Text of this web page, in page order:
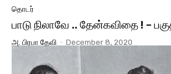
தொடர்
பாடு நிலாவே .. தேன்கவிதை ! –
அ. பிரபா தேவி - December 8, 2020